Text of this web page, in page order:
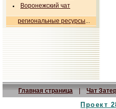
Воронежский чат
региональные ресурсы
Главная страница Чат
Проект